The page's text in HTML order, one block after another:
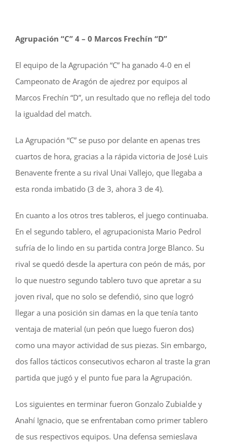
Agrupación “C” 4 – 0 Marcos Frechín “D”
El equipo de la Agrupación “C” ha ganado 4-0 en el
Campeonato de Aragón de ajedrez por equipos al
Marcos Frechín “D”, un resultado que no refleja del todo
la igualdad del match.
La Agrupación “C” se puso por delante en apenas tres
cuartos de hora, gracias a la rápida victoria de José Luis
Benavente frente a su rival Unai Vallejo, que llegaba a
esta ronda imbatido (3 de 3, ahora 3 de 4).
En cuanto a los otros tres tableros, el juego continuaba.
En el segundo tablero, el agrupacionista Mario Pedrol
sufría de lo lindo en su partida contra Jorge Blanco. Su
rival se quedó desde la apertura con peón de más, por
lo que nuestro segundo tablero tuvo que apretar a su
joven rival, que no solo se defendió, sino que logró
llegar a una posición sin damas en la que tenía tanto
ventaja de material (un peón que luego fueron dos)
como una mayor actividad de sus piezas. Sin embargo,
dos fallos tácticos consecutivos echaron al traste la gran
partida que jugó y el punto fue para la Agrupación.
Los siguientes en terminar fueron Gonzalo Zubialde y
Anahí Ignacio, que se enfrentaban como primer tablero
de sus respectivos equipos. Una defensa semieslava